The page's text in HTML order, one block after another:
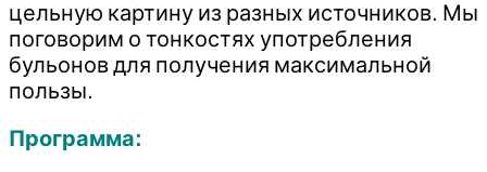
цельную картину из разных источников. Мы
поговорим о тонкостях употребления
бульонов для получения максимальной
пользы.
Программа: